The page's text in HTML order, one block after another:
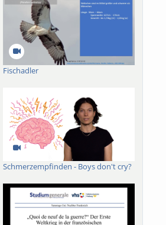
Fischadler
Schmerzempfinden - Boys don't cry?